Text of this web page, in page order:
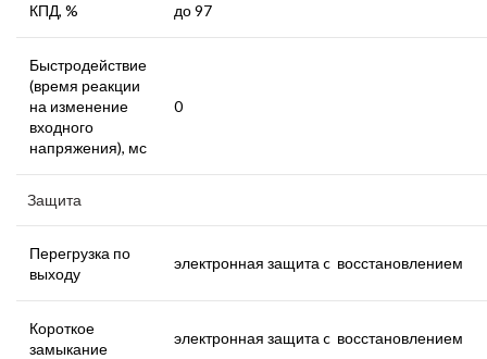
КПД, % до 97
Быстродействие
(время реакции
на изменение
входного
напряжения), мс
0
Защита
Перегрузка по
выходу
электронная защита c восстановлением
Короткое
замыкание
электронная защита c восстановлением